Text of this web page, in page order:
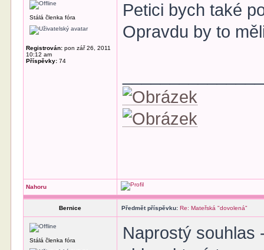
Stálá členka fóra
Registrován: pon zář 26, 2011
10:12 am
Příspěvky: 74
Petici bych také
Opravdu by to
Nahoru
Bernice Předmět příspěvku: Re: Mateřská "dovolená"
Stálá členka fóra
Naprostý souhlas